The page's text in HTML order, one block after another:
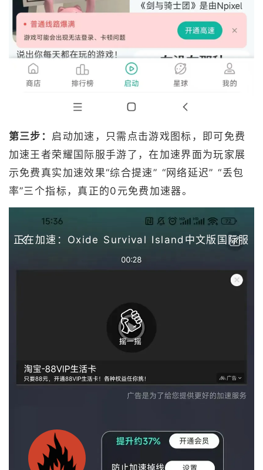
第三步： 启动加速，只需点击游戏图标，即可免费
加速王者荣耀国际服手游了，在加速界面为玩家展
示免费真实加速效果“综合提速” “网络延迟” “丢包
率”三个指标，真正的0元免费加速器。
正在加速：Oxide Survival Island中文版国际服